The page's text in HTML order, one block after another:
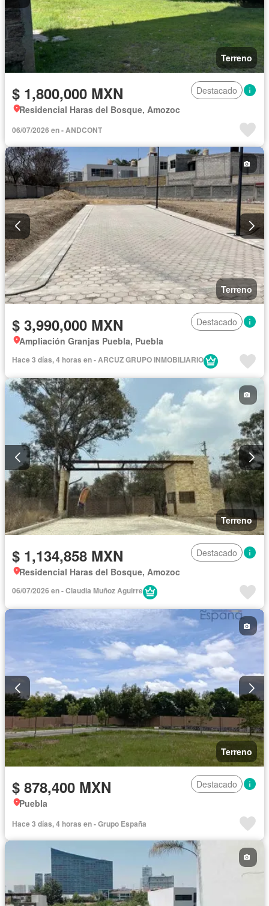
Terreno
$ 1,800,000 MXN
Destacado
Residencial Haras del Bosque, Amozoc
06/07/2026 en - ANDCONT
Terreno
$ 3,990,000 MXN
Destacado
Ampliación Granjas Puebla, Puebla
Hace 3 días, 4 horas en - ARCUZ GRUPO INMOBILIARIO
Terreno
$ 1,134,858 MXN
Destacado
Residencial Haras del Bosque, Amozoc
06/07/2026 en - Claudia Muñoz Aguirre
Terreno
$ 878,400 MXN
Destacado
Puebla
Hace 3 días, 4 horas en - Grupo España